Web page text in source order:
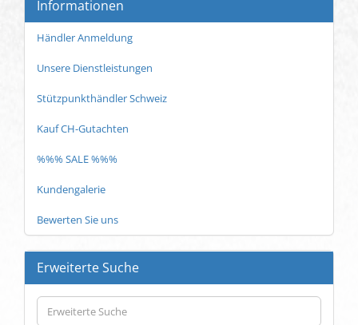
Informationen
Händler Anmeldung
Unsere Dienstleistungen
Stützpunkthändler Schweiz
Kauf CH-Gutachten
%%% SALE %%%
Kundengalerie
Bewerten Sie uns
Erweiterte Suche
Erweiterte
Suche